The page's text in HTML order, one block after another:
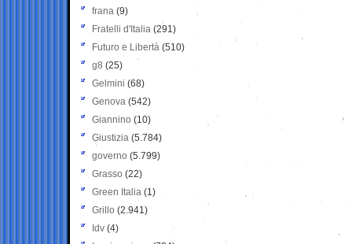
frana (9)
Fratelli d'Italia (291)
Futuro e Libertà (510)
g8 (25)
Gelmini (68)
Genova (542)
Giannino (10)
Giustizia (5.784)
governo (5.799)
Grasso (22)
Green Italia (1)
Grillo (2.941)
Idv (4)